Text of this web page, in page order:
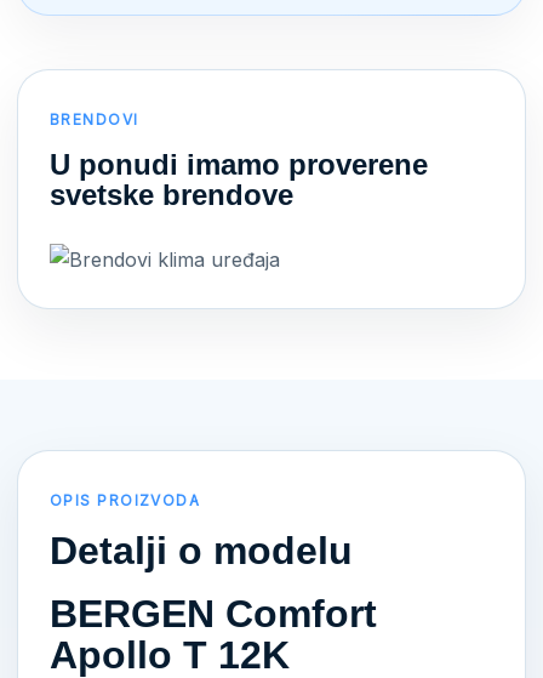
BRENDOVI
U ponudi imamo proverene
svetske brendove
OPIS PROIZVODA
Detalji o modelu
BERGEN Comfort
Apollo T 12K